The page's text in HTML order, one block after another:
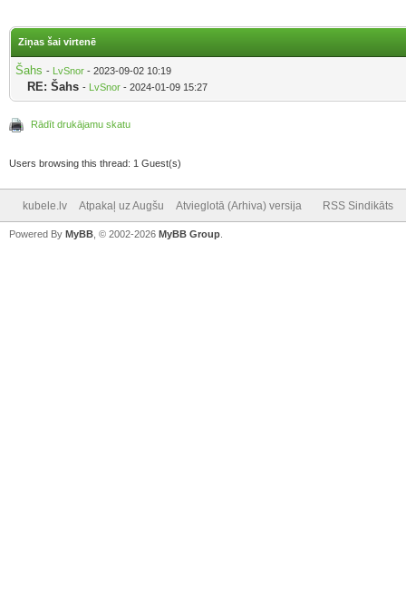
Ziņas šai virtenē
Šahs - LvSnor - 2023-09-02 10:19
RE: Šahs - LvSnor - 2024-01-09 15:27
Rādīt drukājamu skatu
Users browsing this thread: 1 Guest(s)
kubele.lv Atpakaļ uz Augšu Atvieglotā (Arhiva) versija RSS Sindikāts
Powered By MyBB , © 2002-2026 MyBB Group